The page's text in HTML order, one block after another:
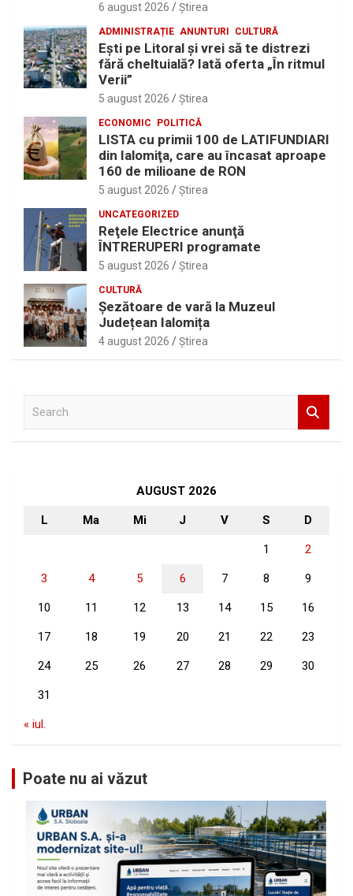
6 august 2026 Ştirea
ADMINISTRAȚIE ANUNTURI CULTURĂ
Eşti pe Litoral şi vrei să te distrezi
fără cheltuială? Iată oferta „În ritmul
Verii”
5 august 2026 Ştirea
ECONOMIC POLITICĂ
LISTA cu primii 100 de LATIFUNDIARI
din Ialomiţa, care au încasat aproape
160 de milioane de RON
5 august 2026 Ştirea
UNCATEGORIZED
Reţele Electrice anunţă
ÎNTRERUPERI programate
5 august 2026 Ştirea
CULTURĂ
Șezătoare de vară la Muzeul
Județean Ialomița
4 august 2026 Ştirea
AUGUST 2026
L Ma Mi J V S D
1 2
3 4 5 6 7 8 9
10 11 12 13 14 15 16
17 18 19 20 21 22 23
24 25 26 27 28 29 30
31
« iul.
Poate nu ai văzut